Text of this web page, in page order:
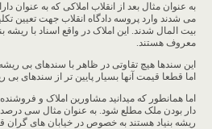
به عنوان مثال بعد از انقلاب املاکی که به عنوان
می شدند وارد پروسه دادگاه انقلاب جهت تعیین
بیت المال شدند. این املاک در واقع اسناد با ریشه
معروف هستند.
این سندها هیچ تقاوتی در ظاهر با سندهای بی
اما قطعا قیمت آنها بسیار پایین تر از سندهای
اما همانطور که میدانید مشاورین املاک و
دار بودن ملک مطلع شود. به عنوان مثال سی
ریشه بنیاد هستند به خصوص در خیابان های گران